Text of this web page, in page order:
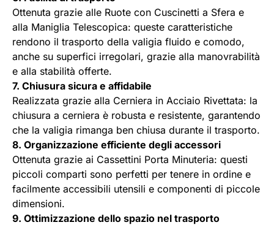
Ottenuta grazie alle Ruote con Cuscinetti a Sfera e
alla Maniglia Telescopica: queste caratteristiche
rendono il trasporto della valigia fluido e comodo,
anche su superfici irregolari, grazie alla manovrabilità
e alla stabilità offerte.
7. Chiusura sicura e affidabile
Realizzata grazie alla Cerniera in Acciaio Rivettata: la
chiusura a cerniera è robusta e resistente, garantendo
che la valigia rimanga ben chiusa durante il trasporto.
8. Organizzazione efficiente degli accessori
Ottenuta grazie ai Cassettini Porta Minuteria: questi
piccoli comparti sono perfetti per tenere in ordine e
facilmente accessibili utensili e componenti di piccole
dimensioni.
9. Ottimizzazione dello spazio nel trasporto